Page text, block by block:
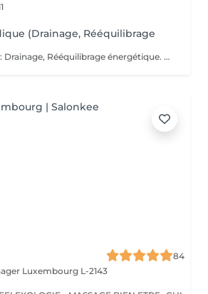
(Drainage, Rééquilibrage
Objectifs principaux : Drainage, Rééquilibrage énergétique. Massage du corps entier inspiré des traditions indiennes ancestrales, où les manuvres sont à la fois enveloppantes, profondes et rythmées, alternant pressions, lissages et mouvements circulaires. Chaque geste suit une chorégraphie précise visant à stimuler les points énergétiques et à accompagner le corps dans un mouvement naturel de rééquilibrage. Ce rituel harmonieux soutient la circulation sanguine et lymphatique, favorise le drainage naturel de l'organisme et aide à éliminer les toxines accumulées. Par son rythme fluide et structuré, il dynamise les tissus, relance l'énergie vitale (prana) et contribue à délier les zones de stagnation. Le corps retrouve légèreté et vitalité, tandis qu'une sensation d'ancrage et d'harmonie intérieure s'installe durablement. Fréquence recommandée : Ponctuellement, ou toutes les 2 à 3 semaines dans le cadre d'un entretien régulier.
84
Luxembourg L-2143